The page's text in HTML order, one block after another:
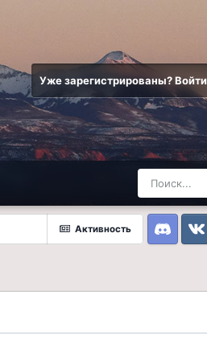
Уже зарегистрированы? Войти
Активность
DiscordVK